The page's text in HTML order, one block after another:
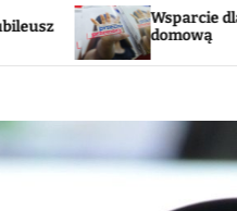
dla osób dotkniętych przemocą